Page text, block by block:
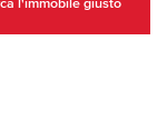
l'immobile giusto